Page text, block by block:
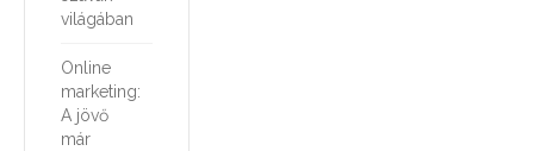
világában
Online
marketing:
A jövő
már